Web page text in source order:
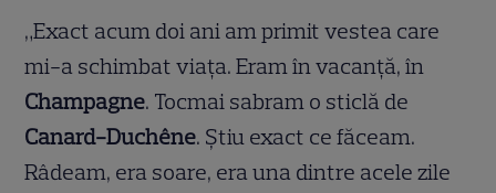
„Exact acum doi ani am primit vestea care
mi-a schimbat viața. Eram în vacanță, în
Champagne. Tocmai sabram o sticlă de
Canard-Duchêne. Știu exact ce făceam.
Râdeam, era soare, era una dintre acele zile